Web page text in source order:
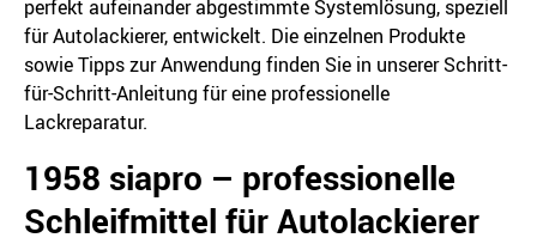
perfekt aufeinander abgestimmte Systemlösung, speziell
für Autolackierer, entwickelt. Die einzelnen Produkte
sowie Tipps zur Anwendung finden Sie in unserer Schritt-
für-Schritt-Anleitung für eine professionelle
Lackreparatur.
1958 siapro – professionelle
Schleifmittel für Autolackierer